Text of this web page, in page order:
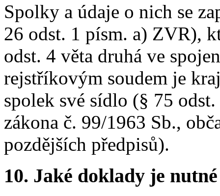
Spolky a údaje o nich se
26 odst. 1 písm. a) ZVR),
odst. 4 věta druhá ve
rejstříkovým soudem je
spolek své sídlo (§ 75
zákona č. 99/1963 Sb.,
pozdějších předpisů).
10. Jaké doklady je